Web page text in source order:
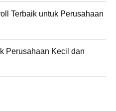
Terbaik untuk Perusahaan
Perusahaan Kecil dan